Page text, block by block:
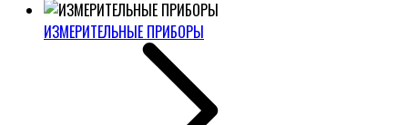
ИЗМЕРИТЕЛЬНЫЕ ПРИБОРЫ